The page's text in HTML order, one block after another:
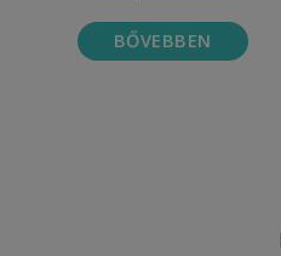
BŐVEBBEN